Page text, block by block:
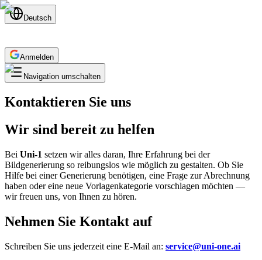
Deutsch
Anmelden
Navigation umschalten
Kontaktieren Sie uns
Wir sind bereit zu helfen
Bei Uni-1 setzen wir alles daran, Ihre Erfahrung bei der
Bildgenerierung so reibungslos wie möglich zu gestalten. Ob Sie
Hilfe bei einer Generierung benötigen, eine Frage zur Abrechnung
haben oder eine neue Vorlagenkategorie vorschlagen möchten —
wir freuen uns, von Ihnen zu hören.
Nehmen Sie Kontakt auf
Schreiben Sie uns jederzeit eine E-Mail an: service@uni-one.ai